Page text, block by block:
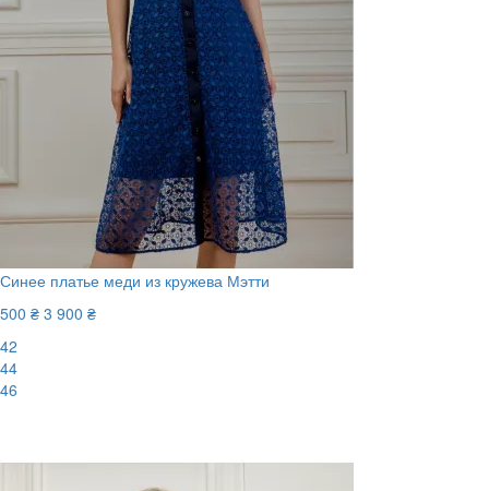
Синее платье меди из кружева Мэтти
500 ₴ 3 900 ₴
42
44
46